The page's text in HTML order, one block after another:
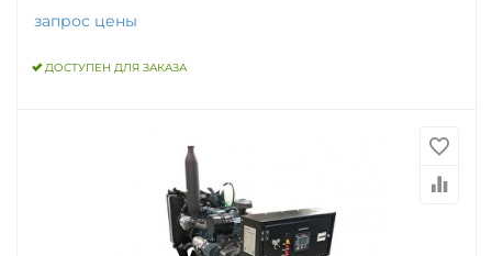
запрос цены
ДОСТУПЕН ДЛЯ ЗАКАЗА